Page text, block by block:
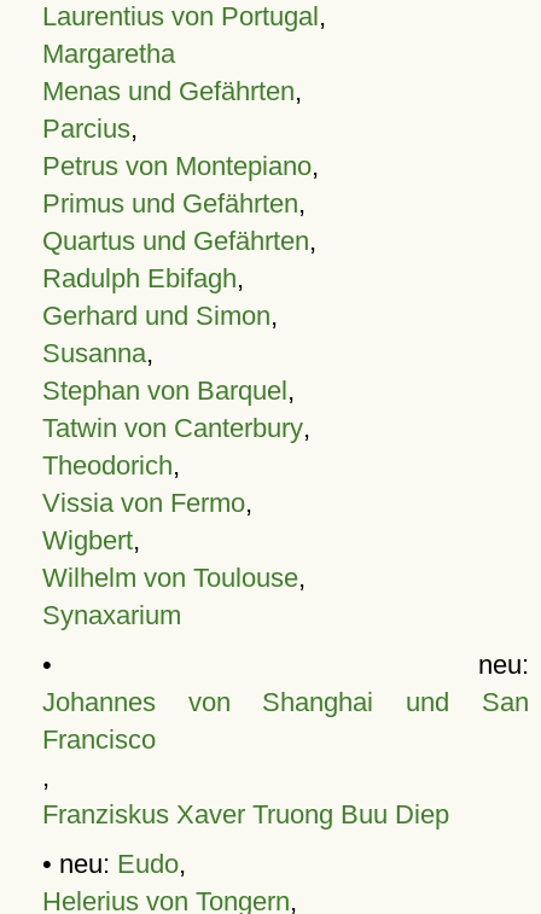
Laurentius von Portugal,
Margaretha
Menas und Gefährten,
Parcius,
Petrus von Montepiano,
Primus und Gefährten,
Quartus und Gefährten,
Radulph Ebifagh,
Gerhard und Simon,
Susanna,
Stephan von Barquel,
Tatwin von Canterbury,
Theodorich,
Vissia von Fermo,
Wigbert,
Wilhelm von Toulouse,
Synaxarium
• neu:
Johannes von Shanghai und San
Francisco
,
Franziskus Xaver Truong Buu Diep
• neu: Eudo,
Helerius von Tongern,